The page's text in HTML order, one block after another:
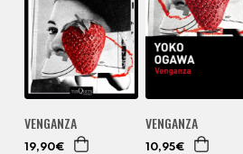
VENGANZA
19,90€
VENGANZA
10,95€